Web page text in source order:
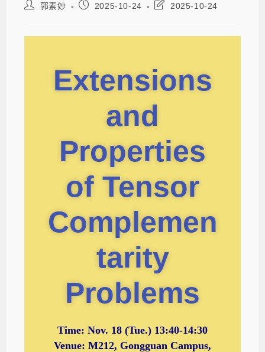
郭素妙 2025-10-24 2025-10-24
Extensions
and
Properties
of Tensor
Complemen
tarity
Problems
Time: Nov. 18 (Tue.) 13:40-14:30
Venue: M212, Gongguan Campus,